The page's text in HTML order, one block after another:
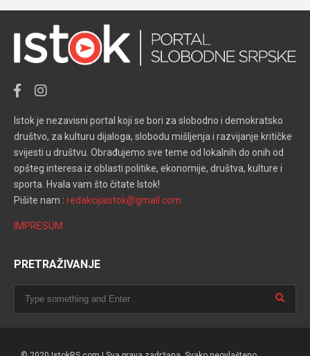
Istok je nezavisni portal koji se bori za slobodno i demokratsko
društvo, za kulturu dijaloga, slobodu mišljenja i razvijanje kritičke
svijesti u društvu. Obrađujemo sve teme od lokalnih do onih od
opšteg interesa iz oblasti politike, ekonomije, društva, kulture i
sporta. Hvala vam što čitate Istok!
Pišite nam : redakcijaistok@gmail.com
IMPRESUM
PRETRAŽIVANJE